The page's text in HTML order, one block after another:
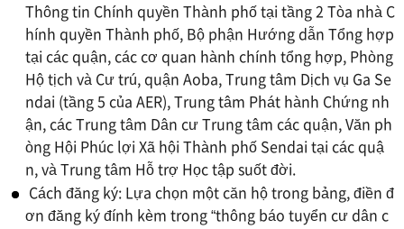
Thông tin Chính quyền Thành phố tại tầng 2 Tòa nhà C
hính quyền Thành phố, Bộ phận Hướng dẫn Tổng hợp
tại các quận, các cơ quan hành chính tổng hợp, Phòng
Hộ tịch và Cư trú, quận Aoba, Trung tâm Dịch vụ Ga Se
ndai (tầng 5 của AER), Trung tâm Phát hành Chứng nh
ận, các Trung tâm Dân cư Trung tâm các quận, Văn ph
òng Hội Phúc lợi Xã hội Thành phố Sendai tại các quậ
n, và Trung tâm Hỗ trợ Học tập suốt đời.
Cách đăng ký: Lựa chọn một căn hộ trong bảng, điền đ
ơn đăng ký đính kèm trong “thông báo tuyển cư dân c